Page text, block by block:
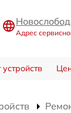
Адрес